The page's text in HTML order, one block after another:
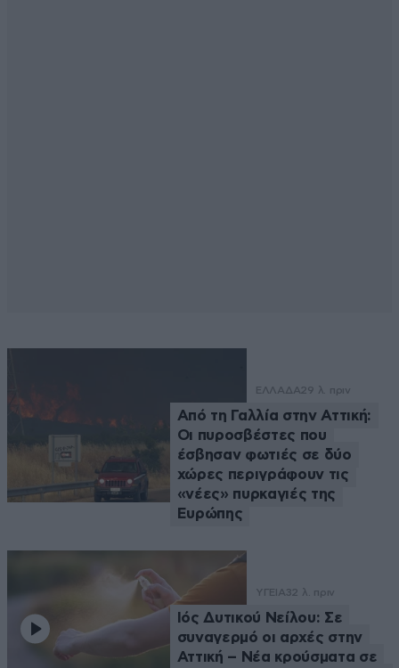
ΕΛΛΑΔΑ29 λ. πριν
Από τη Γαλλία στην Αττική:
Οι πυροσβέστες που
έσβησαν φωτιές σε δύο
χώρες περιγράφουν τις
«νέες» πυρκαγιές της
Ευρώπης
ΥΓΕΙΑ32 λ. πριν
Ιός Δυτικού Νείλου: Σε
συναγερμό οι αρχές στην
Αττική – Νέα κρούσματα σε